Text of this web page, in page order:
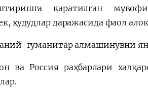
қаратилган
ҳудудлар даражасида фаол
гуманитар алмашинувни
ва Россия раҳбарлари